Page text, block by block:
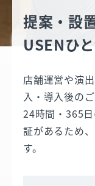
提案・設
USENひ
店舗運営や演
入・導入後の
24時間・365
証があるため
す。